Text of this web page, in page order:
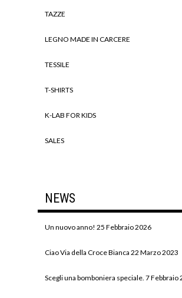
TAZZE
LEGNO MADE IN CARCERE
TESSILE
T-SHIRTS
K-LAB FOR KIDS
SALES
NEWS
Un nuovo anno! 25 Febbraio 2026
Ciao Via della Croce Bianca 22 Marzo 2023
Scegli una bomboniera speciale. 7 Febbraio